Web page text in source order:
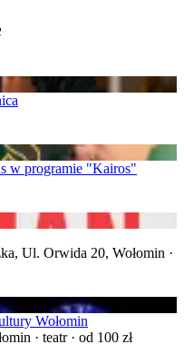
w programie "Kairos"
Ul. Orwida 20, Wołomin ·
Wołomin
· teatr · od 100 zł